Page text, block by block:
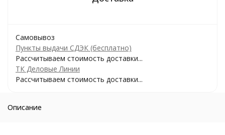
Самовывоз
Пункты выдачи СДЭК (бесплатно)
Рассчитываем стоимость доставки...
ТК Деловые Линии
Рассчитываем стоимость доставки...
Описание